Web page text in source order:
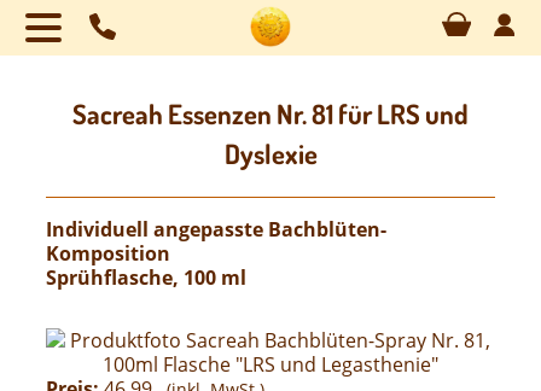
Sacreah Essenzen Nr. 81 für LRS und
Dyslexie
Individuell angepasste Bachblüten-
Komposition
Sprühflasche, 100 ml